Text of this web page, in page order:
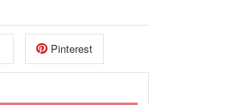
Pinterest